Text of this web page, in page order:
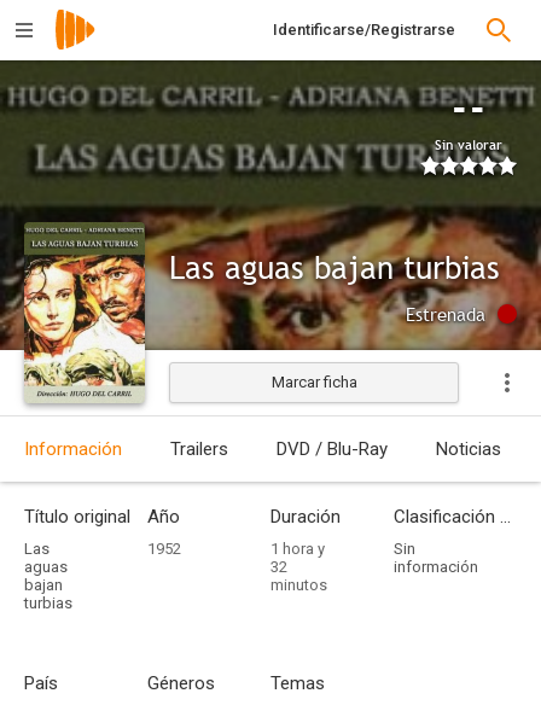
Identificarse/Registrarse
--
Sin valorar
Las aguas bajan turbias
Estrenada
Marcar ficha
Información Trailers DVD / Blu-Ray Noticias
Título original
Las
aguas
bajan
turbias
Año
1952
Duración
1 hora y
32
minutos
Clasificación por edades
Sin
información
País Géneros Temas